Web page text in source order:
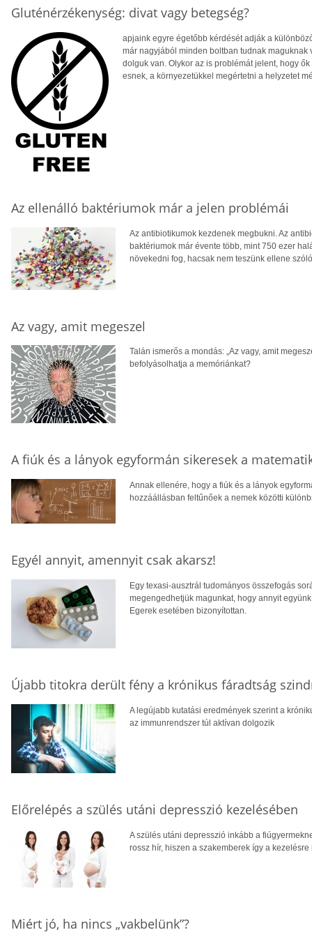
Gluténérzékenység: divat vagy betegség?
apjaink egyre égetőbb kérdését adják a
már nagyjából minden boltban tudnak
dolguk van. Olykor az is problémát jelent, hogy
esnek, a környezetükkel megértetni a helyzetet
Az ellenálló baktériumok már a jelen problémái
Az antibiotikumok kezdenek megbukni. Az
baktériumok már évente több, mint 750 ezer
növekedni fog, hacsak nem teszünk ellene
Az vagy, amit megeszel
Talán ismerős a mondás: „Az vagy, amit
befolyásolhatja a memóriánkat?
A fiúk és a lányok egyformán sikeresek a
Annak ellenére, hogy a fiúk és a lányok
hozzáállásban feltűnőek a nemek közötti
Egyél annyit, amennyit csak akarsz!
Egy texasi-ausztrál tudományos összefogás
megengedhetjük magunkat, hogy annyit
Egerek esetében bizonyítottan.
Újabb titokra derült fény a krónikus fáradtság
A legújabb kutatási eredmények szerint a
az immunrendszer túl aktívan dolgozik
Előrelépés a szülés utáni depresszió kezelésében
A szülés utáni depresszió inkább a
rossz hír, hiszen a szakemberek így a
Miért jó, ha nincs „vakbelünk”?